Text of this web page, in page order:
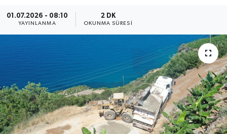
01.07.2026 - 08:10
YAYINLANMA
2 DK
OKUNMA SÜRESI